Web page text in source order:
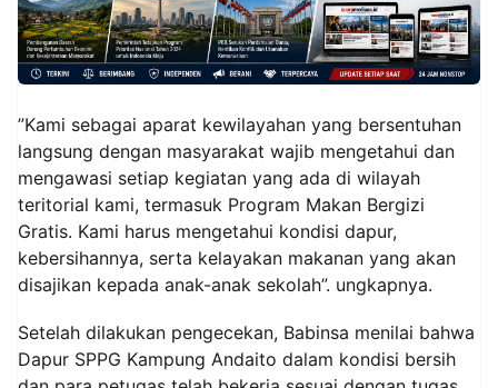
”Kami sebagai aparat kewilayahan yang bersentuhan
langsung dengan masyarakat wajib mengetahui dan
mengawasi setiap kegiatan yang ada di wilayah
teritorial kami, termasuk Program Makan Bergizi
Gratis. Kami harus mengetahui kondisi dapur,
kebersihannya, serta kelayakan makanan yang akan
disajikan kepada anak-anak sekolah”. ungkapnya.
Setelah dilakukan pengecekan, Babinsa menilai bahwa
Dapur SPPG Kampung Andaito dalam kondisi bersih